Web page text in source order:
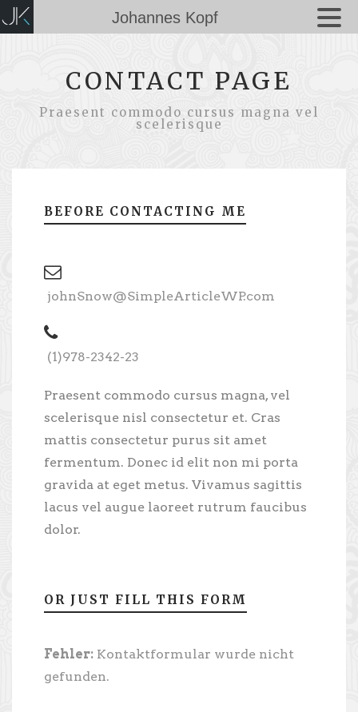
CONTACT PAGE
Praesent commodo cursus magna vel
scelerisque
BEFORE CONTACTING ME
johnSnow@SimpleArticleWP.com
(1)978-2342-23
Praesent commodo cursus magna, vel
scelerisque nisl consectetur et. Cras
mattis consectetur purus sit amet
fermentum. Donec id elit non mi porta
gravida at eget metus. Vivamus sagittis
lacus vel augue laoreet rutrum faucibus
dolor.
OR JUST FILL THIS FORM
Fehler: Kontaktformular wurde nicht
gefunden.
Johannes Kopf